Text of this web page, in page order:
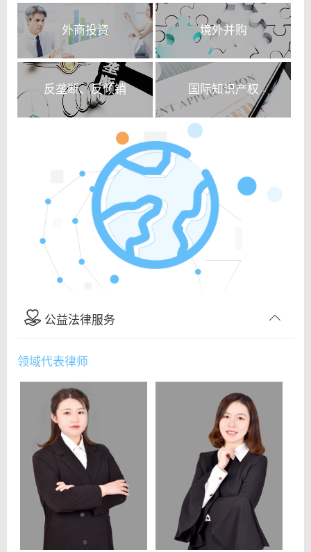
外商投资 境外并购
反垄断、反倾销 国际知识产权
公益法律服务
领域代表律师